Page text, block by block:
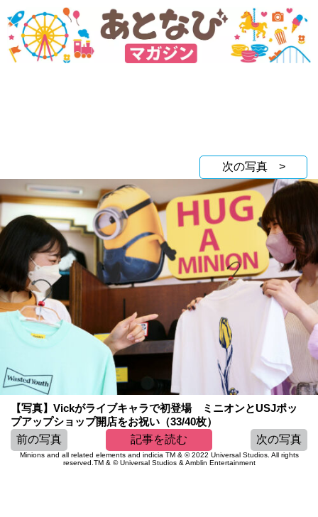
次の写真 >
【写真】Vickがライブキャラで初登場 ミニオンとUSJポッ
プアップショップ開店をお祝い（33/40枚）
前の写真
記事を読む 次の写真
Minions and all related elements and indicia TM & © 2022 Universal Studios. All rights
reserved.TM & © Universal Studios & Amblin Entertainment